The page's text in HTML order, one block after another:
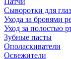
Сыворотки для глаз
Ухода за бровями
Уход за полостью
Зубные пасты
Ополаскиватели
Освежители